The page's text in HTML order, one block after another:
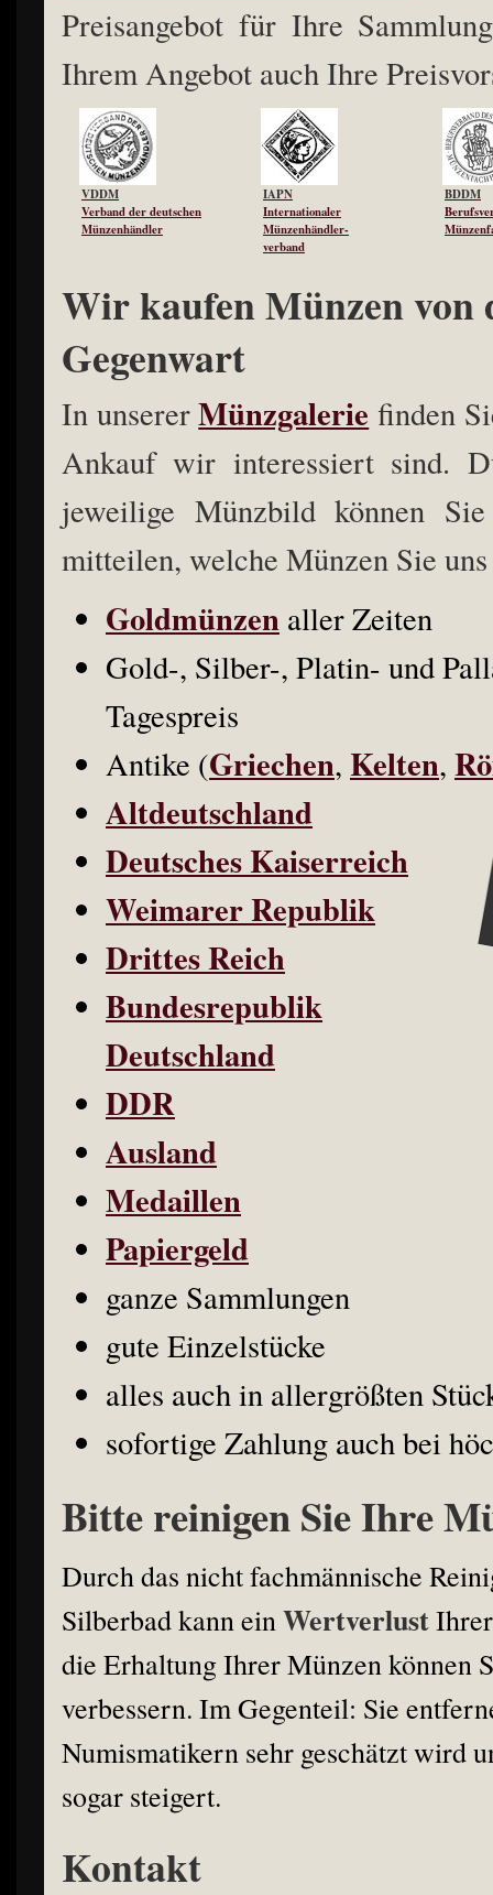
Preisangebot für Ihre
Ihrem Angebot auch Ihre
VDDM
Verband der deutschen
Münzenhändler
IAPN
Internationaler
Münzenhändler-
verband
BDDM
Wir kaufen Münzen
Gegenwart
In unsererMünzgalerie finden
Ankauf wir interessiert sind.
jeweilige Münzbild können
mitteilen, welche Münzen Sie
Goldmünzen aller Zeiten
Gold-, Silber-, Platin- und
Tagespreis
Antike (Griechen, Kelten,
Altdeutschland
Deutsches Kaiserreich
Weimarer Republik
Drittes Reich
Bundesrepublik
Deutschland
DDR
Ausland
Medaillen
Papiergeld
ganze Sammlungen
gute Einzelstücke
alles auch in allergrößten
sofortige Zahlung auch bei
Bitte reinigen Sie Ihre
Durch das nicht fachmännische
Silberbad kann einWertverlust
die Erhaltung Ihrer Münzen können
verbessern. Im Gegenteil: Sie
Numismatikern sehr geschätzt wird
sogar steigert.
Kontakt